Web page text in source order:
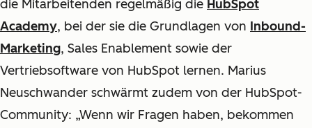
die Mitarbeitenden regelmäßig die HubSpot
Academy, bei der sie die Grundlagen von Inbound-
Marketing, Sales Enablement sowie der
Vertriebsoftware von HubSpot lernen. Marius
Neuschwander schwärmt zudem von der HubSpot-
Community: „Wenn wir Fragen haben, bekommen